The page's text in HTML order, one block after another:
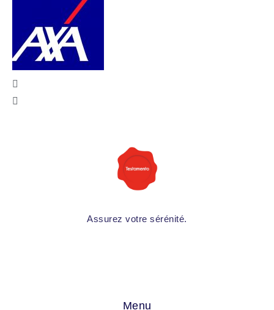
Assurez votre sérénité.
Menu